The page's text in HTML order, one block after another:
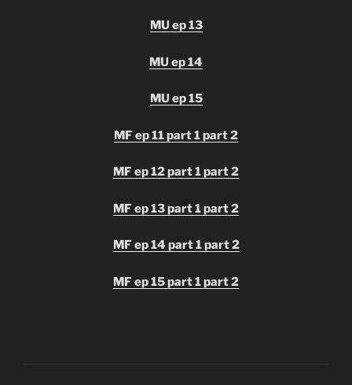
MU ep 13
MU ep 14
MU ep 15
MF ep 11 part 1part 2
MF ep 12 part 1part 2
MF ep 13 part 1part 2
MF ep 14 part 1part 2
MF ep 15 part 1part 2